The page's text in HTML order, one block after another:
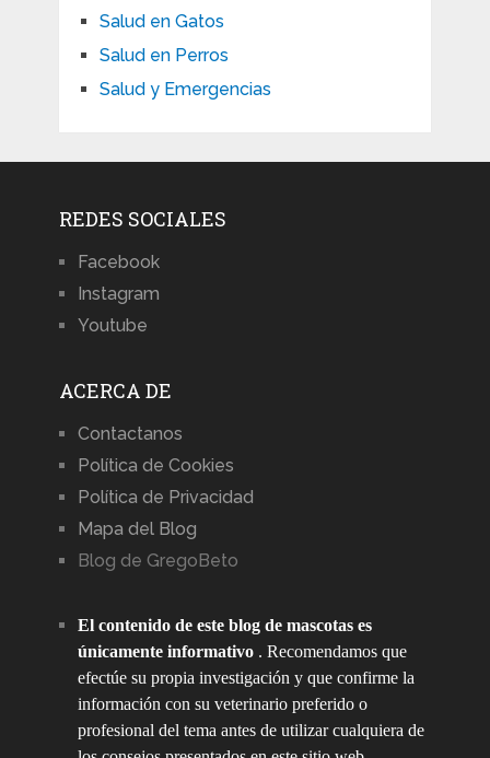
Salud en Gatos
Salud en Perros
Salud y Emergencias
REDES SOCIALES
Facebook
Instagram
Youtube
ACERCA DE
Contactanos
Política de Cookies
Política de Privacidad
Mapa del Blog
Blog de GregoBeto
El contenido de este blog de mascotas es
únicamente informativo. Recomendamos que
efectúe su propia investigación y que confirme la
información con su veterinario preferido o
profesional del tema antes de utilizar cualquiera de